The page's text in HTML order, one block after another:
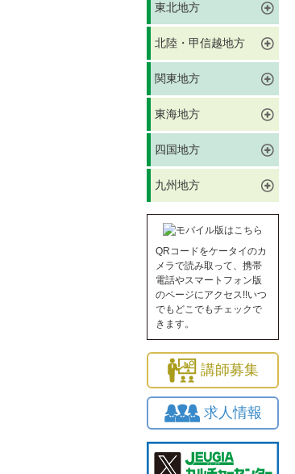
東北地方
北陸・甲信越地方
関東地方
東海地方
四国地方
九州地方
QRコードをケータイのカ
メラで読み取って、携帯
電話やスマートフォン版
のページにアクセス!!いつ
でもどこでもチェックで
きます。
講師募集
求人情報